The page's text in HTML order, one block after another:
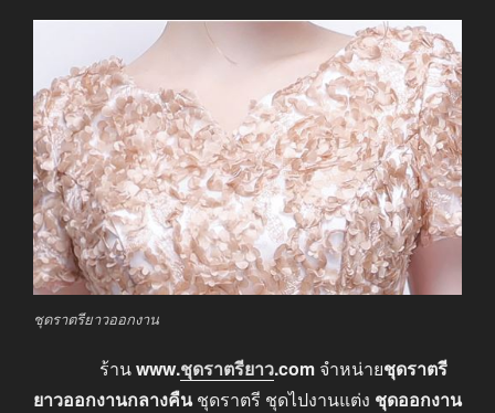
ชุดราตรียาวออกงาน
ร้านwww.ชุดราตรียาว.com จำหน่ายชุดราตรี
ยาวออกงานกลางคืนชุดราตรี ชุดไปงานแต่ง ชุดออกงาน